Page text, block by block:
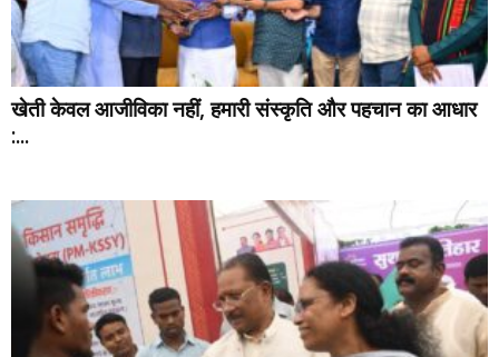
खेती केवल आजीविका नहीं, हमारी संस्कृति और पहचान का आधार
:...